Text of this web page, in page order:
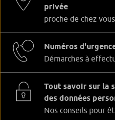
privée
proche de chez vous
Numéros
Démarches à
Tout savoir sur la
des données
Nos conseils pour